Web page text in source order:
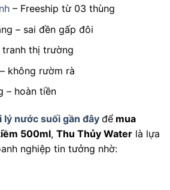
– Freeship từ 03 thùng
– sai đền gấp đôi
tranh thị trường
không rườm rà
– hoàn tiền
lý nước suối gần đâyđể mua
500ml, Thu Thủy Water là lựa
nghiệp tin tưởng nhờ: